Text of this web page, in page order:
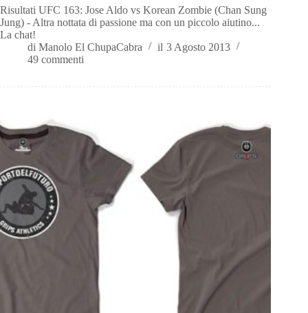
Risultati UFC 163: Jose Aldo vs Korean Zombie (Chan Sung
Jung) - Altra nottata di passione ma con un piccolo aiutino...
La chat!
di Manolo El ChupaCabra il 3 Agosto 2013
49 commenti